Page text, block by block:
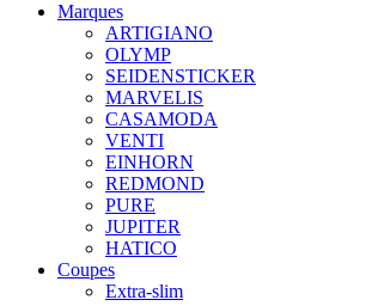
Marques
ARTIGIANO
OLYMP
SEIDENSTICKER
MARVELIS
CASAMODA
VENTI
EINHORN
REDMOND
PURE
JUPITER
HATICO
Coupes
Extra-slim